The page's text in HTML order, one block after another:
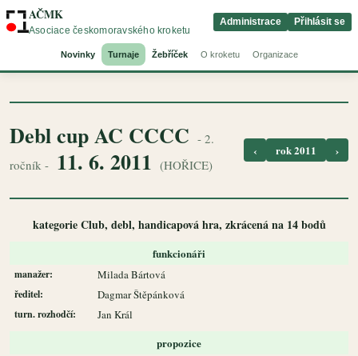
AČMK
Asociace českomoravského kroketu
Novinky Turnaje Žebříček O kroketu Organizace
Administrace Přihlásit se
Debl cup AC CCCC - 2.
ročník - 11. 6. 2011 (HOŘICE)
‹ rok 2011 ›
kategorie Club, debl, handicapová hra, zkrácená na 14 bodů
funkcionáři
manažer: Milada Bártová
ředitel: Dagmar Štěpánková
turn. rozhodčí: Jan Král
propozice